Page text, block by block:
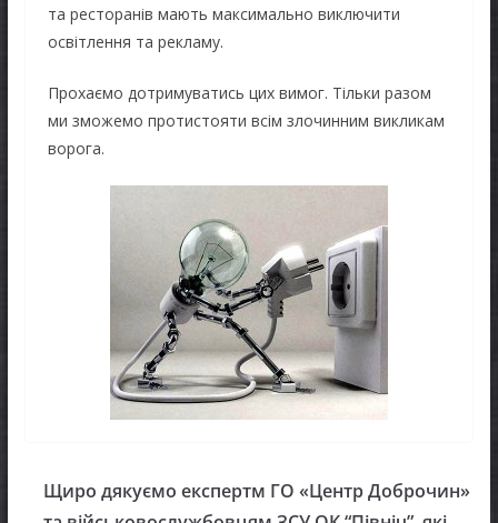
та ресторанів мають максимально виключити
освітлення та рекламу.
Прохаємо дотримуватись цих вимог. Тільки разом
ми зможемо протистояти всім злочинним викликам
ворога.
Щиро дякуємо експертм ГО «Центр Доброчин»